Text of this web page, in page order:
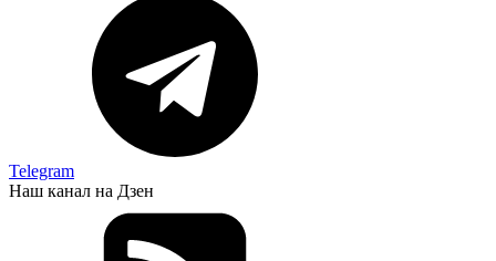
Telegram
Наш канал на Дзен